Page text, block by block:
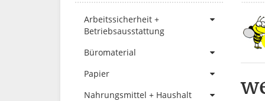
Arbeitssicherheit +
Betriebsausstattung
Büromaterial
Papier
Nahrungsmittel + Haushalt